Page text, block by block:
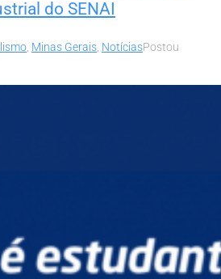
do SENAI
, Minas Gerais, NotíciasPostou